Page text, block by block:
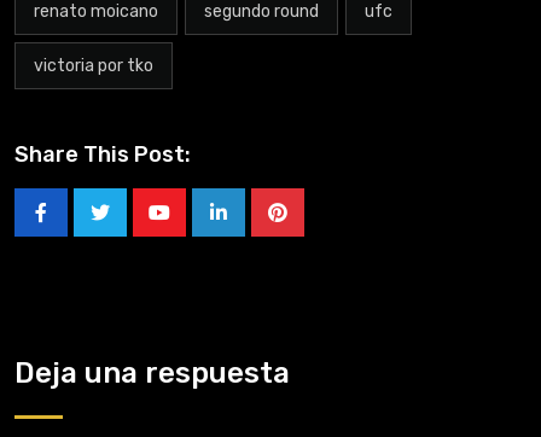
renato moicano segundo round ufc
victoria por tko
Share This Post:
Deja una respuesta